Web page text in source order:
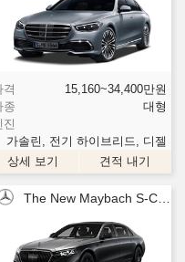
격 15,160~34,400만원
종
대형
진
가솔린, 전기 하이브리드, 디젤
상세 보기
견적 내기
The New Maybach S-Class